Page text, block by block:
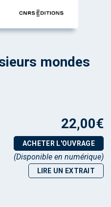
mondes
22,00€
ACHETER L'OUVRAGE
(Disponible en numérique)
LIRE UN EXTRAIT